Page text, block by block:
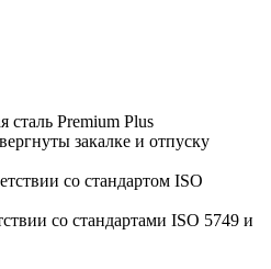
сталь Premium Plus
закалке и отпуску
со стандартом ISO
со стандартами ISO 5749 и